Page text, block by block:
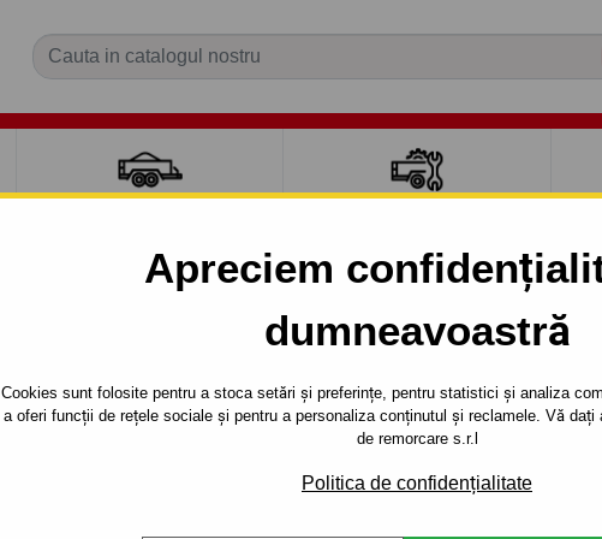
Apreciem
dumneavoastră
Cookies sunt folosite pentru a stoca setări și preferințe, pentru statistici și analiza
a oferi funcții de rețele sociale și pentru a personaliza conținutul și reclamele. Vă dați
de remorcare s.r.l
Politica de confidențialitate
Caut carlig de remorcare pentru